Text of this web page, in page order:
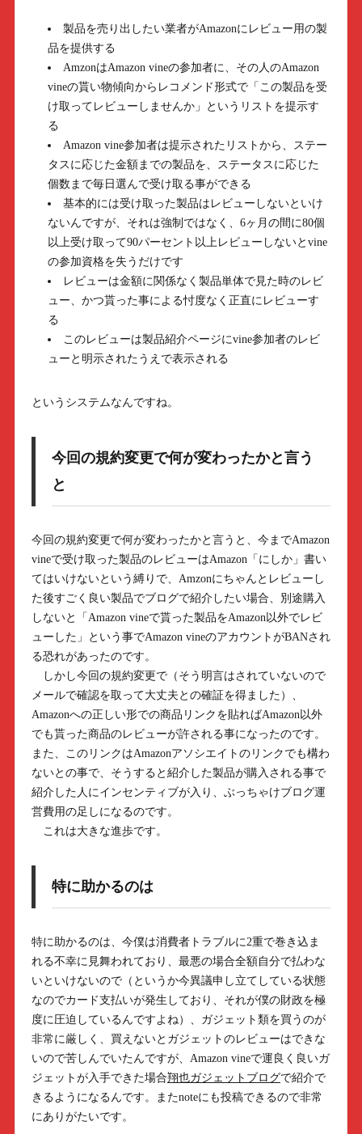
製品を売り出したい業者がAmazonにレビュー用の製
品を提供する
AmzonはAmazon vineの参加者に、その人のAmazon
vineの貰い物傾向からレコメンド形式で「この製品を受
け取ってレビューしませんか」というリストを提示す
る
Amazon vine参加者は提示されたリストから、ステー
タスに応じた金額までの製品を、ステータスに応じた
個数まで毎日選んで受け取る事ができる
基本的には受け取った製品はレビューしないといけ
ないんですが、それは強制ではなく、6ヶ月の間に80個
以上受け取って90パーセント以上レビューしないとvine
の参加資格を失うだけです
レビューは金額に関係なく製品単体で見た時のレビ
ュー、かつ貰った事による忖度なく正直にレビューす
る
このレビューは製品紹介ページにvine参加者のレビ
ューと明示されたうえで表示される
というシステムなんですね。
今回の規約変更で何が変わったかと言う
と
今回の規約変更で何が変わったかと言うと、今までAmazon
vineで受け取った製品のレビューはAmazon「にしか」書い
てはいけないという縛りで、Amzonにちゃんとレビューし
た後すごく良い製品でブログで紹介したい場合、別途購入
しないと「Amazon vineで貰った製品をAmazon以外でレビ
ューした」という事でAmazon vineのアカウントがBANされ
る恐れがあったのです。
しかし今回の規約変更で（そう明言はされていないので
メールで確認を取って大丈夫との確証を得ました）、
Amazonへの正しい形での商品リンクを貼ればAmazon以外
でも貰った商品のレビューが許される事になったのです。
また、このリンクはAmazonアソシエイトのリンクでも構わ
ないとの事で、そうすると紹介した製品が購入される事で
紹介した人にインセンティブが入り、ぶっちゃけブログ運
営費用の足しになるのです。
これは大きな進歩です。
特に助かるのは
特に助かるのは、今僕は消費者トラブルに2重で巻き込ま
れる不幸に見舞われており、最悪の場合全額自分で払わな
いといけないので（というか今異議申し立てしている状態
なのでカード支払いが発生しており、それが僕の財政を極
度に圧迫しているんですよね）、ガジェット類を買うのが
非常に厳しく、買えないとガジェットのレビューはできな
いので苦しんでいたんですが、Amazon vineで運良く良いガ
ジェットが入手できた場合翔也ガジェットブログで紹介で
きるようになるんです。またnoteにも投稿できるので非常
にありがたいです。